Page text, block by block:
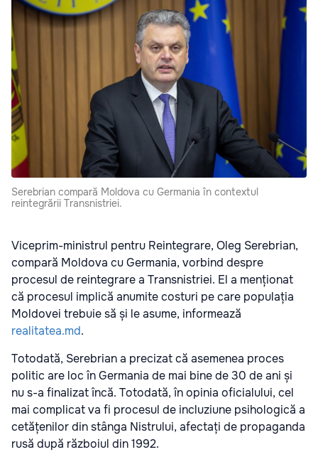
Serebrian compară Moldova cu Germania în contextul
reintegrării Transnistriei.
Viceprim-ministrul pentru Reintegrare, Oleg Serebrian,
compară Moldova cu Germania, vorbind despre
procesul de reintegrare a Transnistriei. El a menționat
că procesul implică anumite costuri pe care populația
Moldovei trebuie să și le asume, informează
realitatea.md.
Totodată, Serebrian a precizat că asemenea proces
politic are loc în Germania de mai bine de 30 de ani și
nu s-a finalizat încă. Totodată, în opinia oficialului, cel
mai complicat va fi procesul de incluziune psihologică a
cetățenilor din stânga Nistrului, afectați de propaganda
rusă după războiul din 1992.